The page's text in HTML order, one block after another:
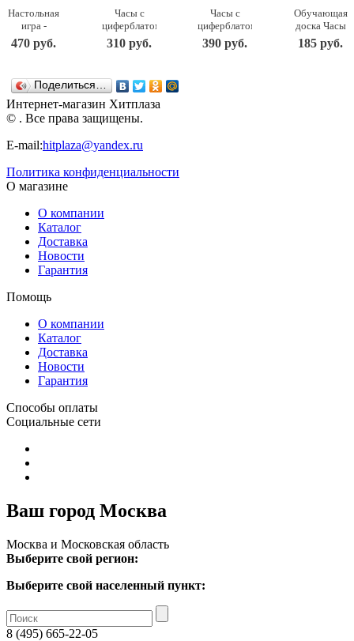
Настольная
игра -
Башня, 54
детали
Бэмби
470 руб.
Часы с
циферблатом
под
роспись –
красками
ДНИ117 ТД
Бэмби
310 руб.
Часы с
циферблатом
под
роспись –
390 руб.
Обучающая
доска Часы
IG0014
Мастер
185 руб.
Поделиться…
Интернет-магазин Хитплаза
© . Все права защищены.
E-mail:hitplaza@yandex.ru
Политика конфиденциальности
О магазине
О компании
Каталог
Доставка
Новости
Гарантия
Помощь
О компании
Каталог
Доставка
Новости
Гарантия
Способы оплаты
Социальные сети
Ваш город Москва
Москва и Московская область
Выберите свой регион:
Выберите свой населенный пункт:
8 (495) 665-22-05